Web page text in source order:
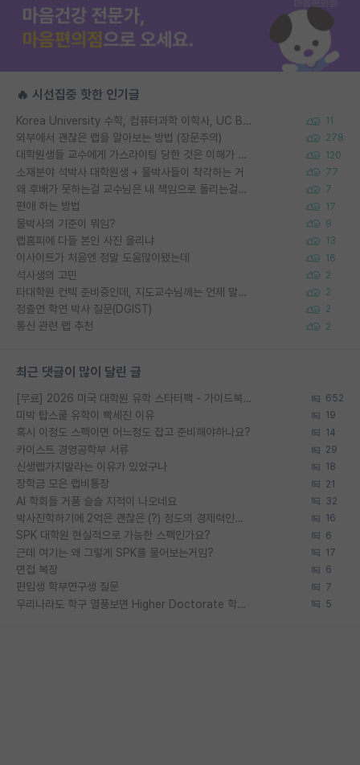
🔥 시선집중 핫한 인기글
Korea University 수학, 컴퓨터과학 이학사, UC Berkeley 산업공학 대학원 공학박사가 되는 것은 쉽지 않겠죠? 11
외부에서 괜찮은 랩을 알아보는 방법 (장문주의) 278
대학원생들 교수에게 가스라이팅 당한 것은 이해가 갑니다. 안타깝네요. 120
소재분야 석박사 대학원생 + 물박사들이 착각하는 거 77
왜 후배가 못하는걸 교수님은 내 책임으로 돌리는걸까요? 7
편애 하는 방법 17
물박사의 기준이 뭐임? 9
랩홈피에 다들 본인 사진 올리냐 13
이사이트가 처음엔 정말 도움많이됐는데 16
석사생의 고민 2
타대학원 컨텍 준비중인데, 지도교수님께는 언제 말씀드려야 할까요? 2
정출연 학연 박사 질문(DGIST) 2
통신 관련 랩 추천 2
최근 댓글이 많이 달린 글
[무료] 2026 미국 대학원 유학 스타터팩 - 가이드북 & 합격자 컨택메일 템플릿 652
미박 탑스쿨 유학이 빡세진 이유 19
혹시 이정도 스펙이면 어느정도 잡고 준비해야하나요? 14
카이스트 경영공학부 서류 29
신생랩가지말라는 이유가 있었구나 18
장학금 모은 랩비통장 21
AI 학회들 거품 슬슬 지적이 나오네요 32
박사진학하기에 2억은 괜찮은 (?) 정도의 경제력인가요 16
SPK 대학원 현실적으로 가능한 스펙인가요? 6
근데 여기는 왜 그렇게 SPK를 물어보는거임? 17
면접 복장 6
편입생 학부연구생 질문 7
우리나라도 학구 열풍보면 Higher Doctorate 학위가 필요하다고 봅니다. 5